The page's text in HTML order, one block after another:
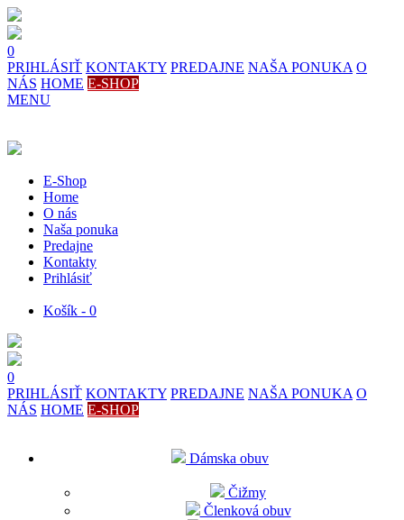
0
PRIHLÁSIŤ KONTAKTY PREDAJNE NAŠA PONUKA O
NÁS HOME E-SHOP
MENU
E-Shop
Home
O nás
Naša ponuka
Predajne
Kontakty
Prihlásiť
Košík - 0
0
PRIHLÁSIŤ KONTAKTY PREDAJNE NAŠA PONUKA O
NÁS HOME E-SHOP
Dámska obuv
Čižmy
Členková obuv